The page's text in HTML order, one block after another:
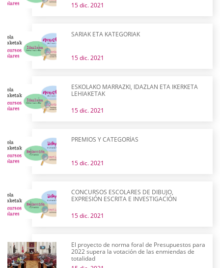
15 dic. 2021
SARIAK ETA KATEGORIAK
15 dic. 2021
ESKOLAKO MARRAZKI, IDAZLAN ETA IKERKETA
LEHIAKETAK
15 dic. 2021
PREMIOS Y CATEGORÍAS
15 dic. 2021
CONCURSOS ESCOLARES DE DIBUJO,
EXPRESIÓN ESCRITA E INVESTIGACIÓN
15 dic. 2021
El proyecto de norma foral de Presupuestos para
2022 supera la votación de las enmiendas de
totalidad